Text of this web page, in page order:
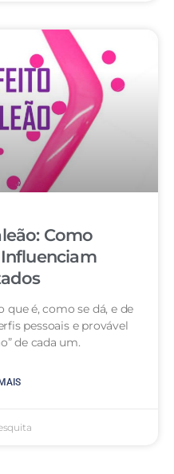
Como
que é, como se dá, e de
pessoais e provável
de cada um.